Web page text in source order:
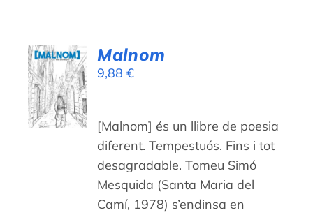
AFEGEIX
A LA
CISTELLA
/
DETALLS
Malnom
9,88€
[Malnom] és un llibre de poesia
diferent. Tempestuós. Fins i tot
desagradable. Tomeu Simó
Mesquida (Santa Maria del
Camí, 1978) s’endinsa en